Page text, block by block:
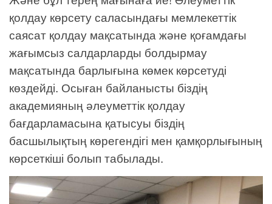
қолдау көрсету саласындағы мемлекеттік
саясат қолдау мақсатында және қоғамдағы
жағымсыз салдарларды болдырмау
мақсатында барлығына көмек көрсетуді
көздейді. Осыған байланысты біздің
академияның әлеуметтік қолдау
бағдарламасына қатысуы біздің
басшылықтың көрегендігі мен қамқорлығының
көрсеткіші болып табылады.